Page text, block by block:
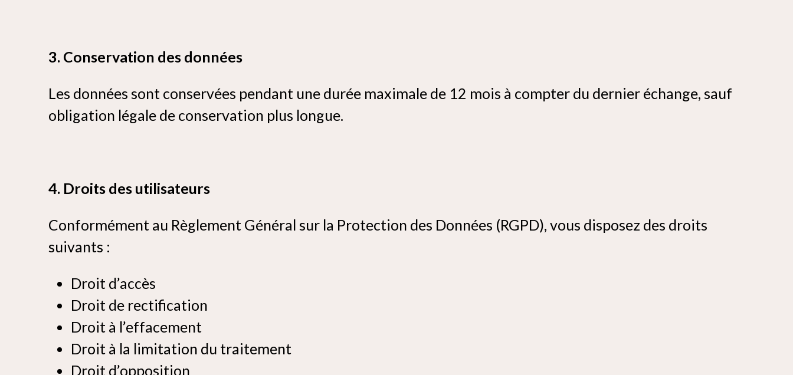
3. Conservation des données
Les données sont conservées pendant une durée maximale de 12 mois à compter du dernier échange, sauf
obligation légale de conservation plus longue.
4. Droits des utilisateurs
Conformément au Règlement Général sur la Protection des Données (RGPD), vous disposez des droits
suivants :
Droit d’accès
Droit de rectification
Droit à l’effacement
Droit à la limitation du traitement
Droit d’opposition